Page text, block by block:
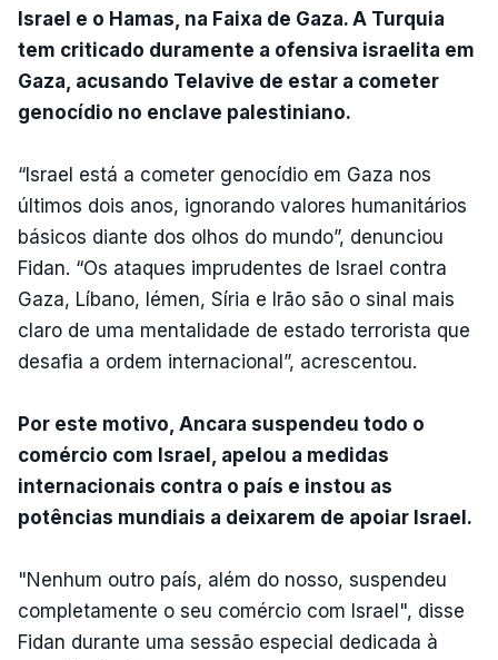
Israel e o Hamas, na Faixa de Gaza. A Turquia
tem criticado duramente a ofensiva israelita em
Gaza, acusando Telavive de estar a cometer
genocídio no enclave palestiniano.
“Israel está a cometer genocídio em Gaza nos
últimos dois anos, ignorando valores humanitários
básicos diante dos olhos do mundo”, denunciou
Fidan. “Os ataques imprudentes de Israel contra
Gaza, Líbano, Iémen, Síria e Irão são o sinal mais
claro de uma mentalidade de estado terrorista que
desafia a ordem internacional”, acrescentou.
Por este motivo, Ancara suspendeu todo o
comércio com Israel, apelou a medidas
internacionais contra o país e instou as
potências mundiais a deixarem de apoiar Israel.
"Nenhum outro país, além do nosso, suspendeu
completamente o seu comércio com Israel", disse
Fidan durante uma sessão especial dedicada à